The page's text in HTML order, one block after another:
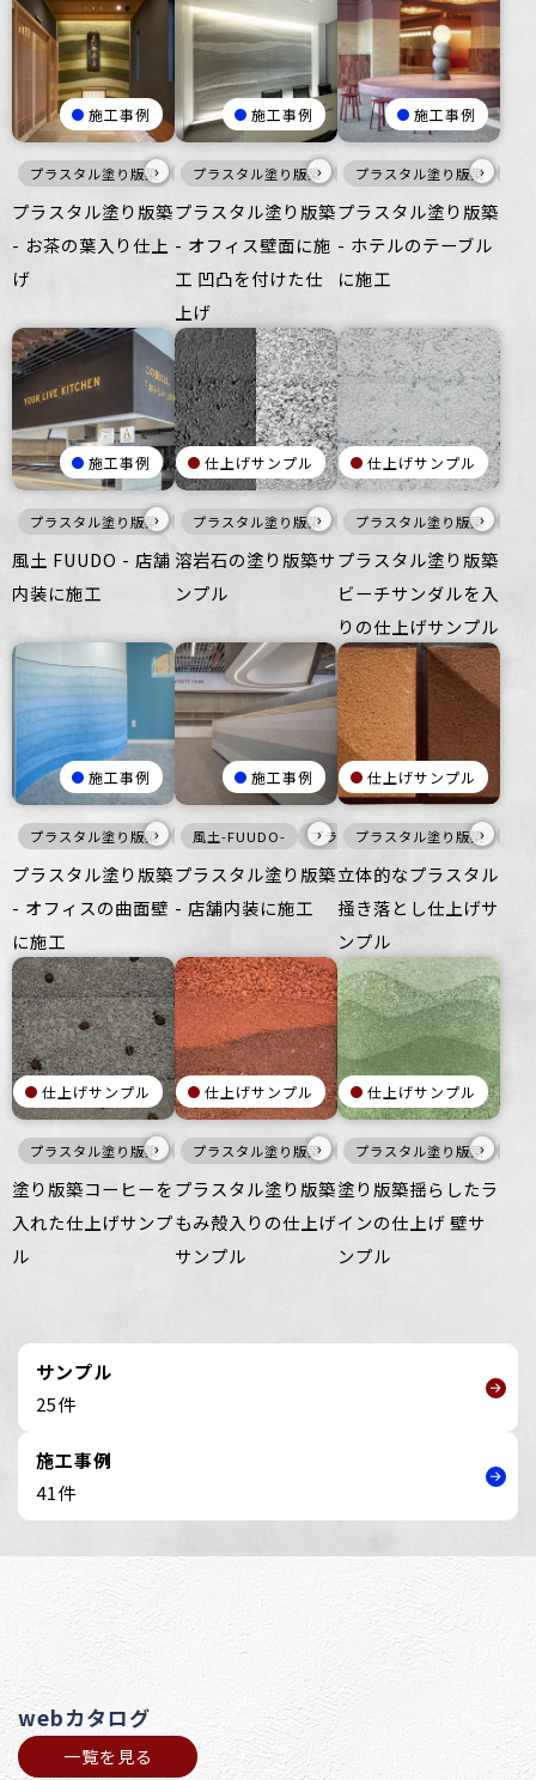
施工事例
プラスタル塗り版築 暖色 壁
›
プラスタル塗り版築
- お茶の葉入り仕上
げ
施工事例
プラスタル塗り版築 壁
›
プラスタル塗り版築
- オフィス壁面に施
工 凹凸を付けた仕
上げ
施工事例
プラスタル塗り版築›
プラスタル塗り版築
- ホテルのテーブル
に施工
施工事例
プラスタル塗り版築 風土-FUUDO- 黒 暖色 壁 家具・什器
›
風土 FUUDO - 店舗
内装に施工
仕上げサンプル
プラスタル塗り版築 黒 白 壁 家具・什器
›
溶岩石の塗り版築サ
ンプル
仕上げサンプル
プラスタル塗り版築›
プラスタル塗り版築
ビーチサンダルを入
りの仕上げサンプル
施工事例
プラスタル塗り版築 寒色 壁
›
プラスタル塗り版築
- オフィスの曲面壁
に施工
施工事例
風土-FUUDO- プラスタル塗り版築 黒
›
プラスタル塗り版築
- 店舗内装に施工
仕上げサンプル
プラスタル塗り版築›
立体的なプラスタル
掻き落とし仕上げサ
ンプル
仕上げサンプル
プラスタル塗り版築 壁
›
塗り版築コーヒーを
入れた仕上げサンプ
ル
仕上げサンプル
プラスタル塗り版築 赤 壁
›
プラスタル塗り版築
もみ殻入りの仕上げ
サンプル
仕上げサンプル
プラスタル塗り版築›
塗り版築揺らしたラ
インの仕上げ 壁サ
ンプル
サンプル
25件
施工事例
41件
webカタログ
一覧を見る